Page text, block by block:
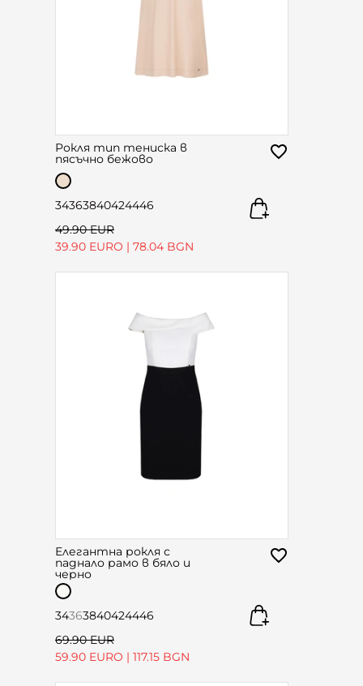
Рокля тип тениска в
пясъчно бежово
34363840424446
49.90 EUR
39.90 EURO | 78.04 BGN
Елегантна рокля с
паднало рамо в бяло и
черно
34363840424446
69.90 EUR
59.90 EURO | 117.15 BGN